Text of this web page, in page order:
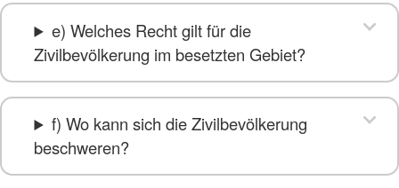
e) Welches Recht gilt für die
Zivilbevölkerung im besetzten Gebiet?
f) Wo kann sich die Zivilbevölkerung
beschweren?